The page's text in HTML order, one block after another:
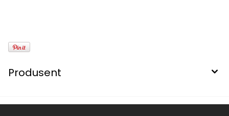
Produsent